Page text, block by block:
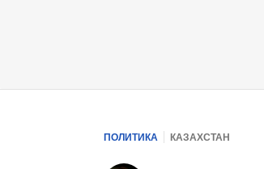
ПОЛИТИКА КАЗАХСТАН